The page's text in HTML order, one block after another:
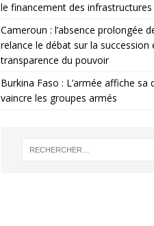
le financement des infrastructures
Cameroun : l’absence prolongée
relance le débat sur la succession
transparence du pouvoir
Burkina Faso : L’armée affiche sa
vaincre les groupes armés